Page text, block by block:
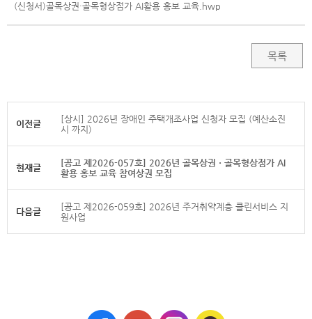
(신청서)골목상권·골목형상점가 AI활용 홍보 교육.hwp
목록
이전글
[상시] 2026년 장애인 주택개조사업 신청자 모집 (예산소진
시 까지)
현재글
[공고 제2026-057호] 2026년 골목상권ㆍ골목형상점가 AI
활용 홍보 교육 참여상권 모집
다음글
[공고 제2026-059호] 2026년 주거취약계층 클린서비스 지
원사업